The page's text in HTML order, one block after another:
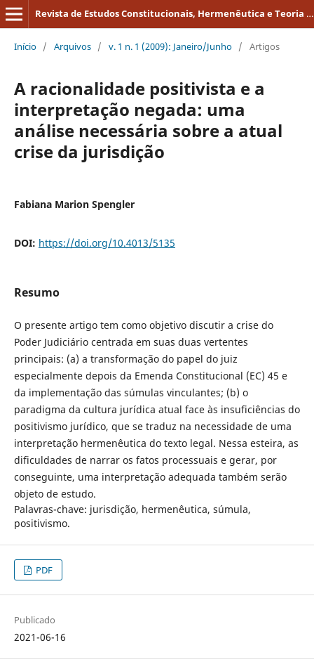
Revista de Estudos Constitucionais, Hermenêutica e Teoria do Direito
Início / Arquivos / v. 1 n. 1 (2009): Janeiro/Junho / Artigos
A racionalidade positivista e a
interpretação negada: uma
análise necessária sobre a atual
crise da jurisdição
Fabiana Marion Spengler
DOI: https://doi.org/10.4013/5135
Resumo
O presente artigo tem como objetivo discutir a crise do
Poder Judiciário centrada em suas duas vertentes
principais: (a) a transformação do papel do juiz
especialmente depois da Emenda Constitucional (EC) 45 e
da implementação das súmulas vinculantes; (b) o
paradigma da cultura jurídica atual face às insuficiências do
positivismo jurídico, que se traduz na necessidade de uma
interpretação hermenêutica do texto legal. Nessa esteira, as
dificuldades de narrar os fatos processuais e gerar, por
conseguinte, uma interpretação adequada também serão
objeto de estudo.
Palavras-chave: jurisdição, hermenêutica, súmula,
positivismo.
PDF
Publicado
2021-06-16